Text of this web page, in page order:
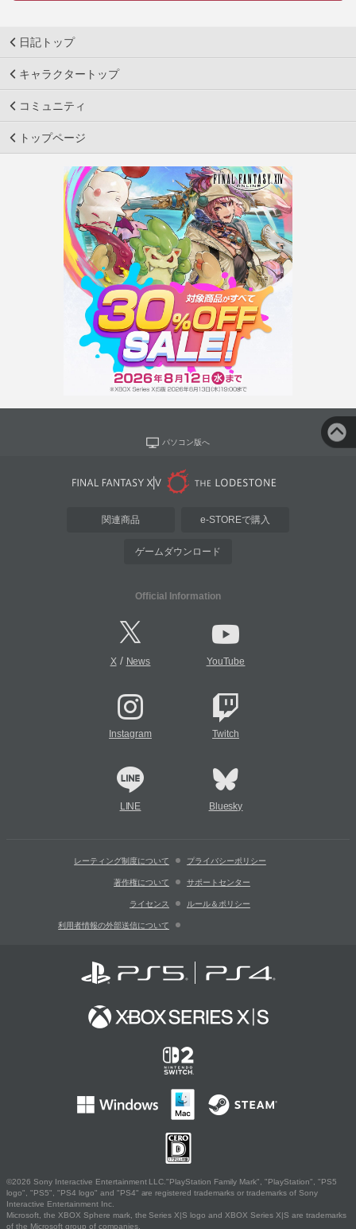
日記トップ
キャラクタートップ
コミュニティ
トップページ
パソコン版へ
関連商品 e-STOREで購入
ゲームダウンロード
Official Information
X/ News YouTube
Instagram Twitch
LINE Bluesky
レーティング制度について プライバシーポリシー
著作権について サポートセンター
ライセンス ルール＆ポリシー
利用者情報の外部送信について
©2026 Sony Interactive Entertainment LLC."PlayStation Family Mark", "PlayStation", "PS5
logo", "PS5", "PS4 logo" and "PS4" are registered trademarks or trademarks of Sony
Interactive Entertainment Inc.
Microsoft, the XBOX Sphere mark, the Series X|S logo and XBOX Series X|S are trademarks
of the Microsoft group of companies.